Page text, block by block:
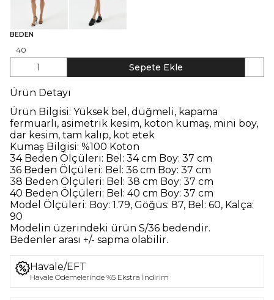
BEDEN
40
1 Sepete Ekle
Ürün Detayı
Ürün Bilgisi: Yüksek bel, düğmeli, kapama
fermuarlı, asimetrik kesim, koton kumaş, mini boy,
dar kesim, tam kalıp, kot etek
Kumaş Bilgisi: %100 Koton
34 Beden Ölçüleri: Bel: 34 cm Boy: 37 cm
36 Beden Ölçüleri: Bel: 36 cm Boy: 37 cm
38 Beden Ölçüleri: Bel: 38 cm Boy: 37 cm
40 Beden Ölçüleri: Bel: 40 cm Boy: 37 cm
Model Ölçüleri: Boy: 1.79, Göğüs: 87, Bel: 60, Kalça:
90
Modelin üzerindeki ürün S/36 bedendir.
Bedenler arası +/- sapma olabilir.
Havale/EFT
Havale Ödemelerinde %5 Ekstra İndirim